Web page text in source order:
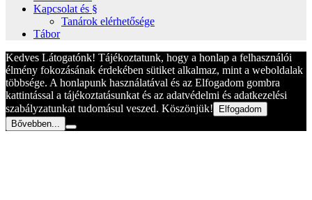
Kapcsolat és §
Tanárok elérhetősége
Tábor
Kedves Látogatónk! Tájékoztatunk, hogy a honlap a felhasználói
élmény fokozásának érdekében sütiket alkalmaz, mint a weboldalak
többsége. A honlapunk használatával és az Elfogadom gombra
kattintással a tájékoztatásunkat és az adatvédelmi és adatkezelési
szabályzatunkat tudomásul veszed. Köszönjük!
Elfogadom
Bővebben...